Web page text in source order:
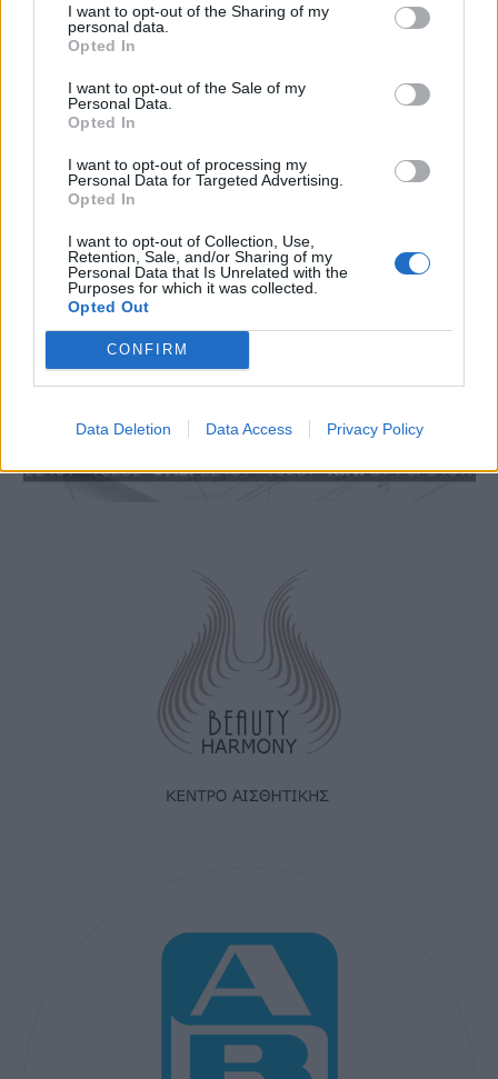
I want to opt-out of the Sharing of my
personal data.
Opted In
I want to opt-out of the Sale of my
Personal Data.
Opted In
I want to opt-out of processing my
Personal Data for Targeted Advertising.
Opted In
I want to opt-out of Collection, Use,
Retention, Sale, and/or Sharing of my
Personal Data that Is Unrelated with the
Purposes for which it was collected.
Opted Out
CONFIRM
Data Deletion Data Access Privacy Policy